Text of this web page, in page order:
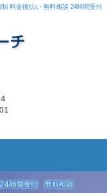
料金後払い 無料相談 24時間受付